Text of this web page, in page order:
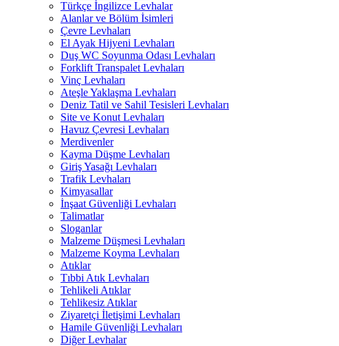
Türkçe İngilizce Levhalar
Alanlar ve Bölüm İsimleri
Çevre Levhaları
El Ayak Hijyeni Levhaları
Duş WC Soyunma Odası Levhaları
Forklift Transpalet Levhaları
Vinç Levhaları
Ateşle Yaklaşma Levhaları
Deniz Tatil ve Sahil Tesisleri Levhaları
Site ve Konut Levhaları
Havuz Çevresi Levhaları
Merdivenler
Kayma Düşme Levhaları
Giriş Yasağı Levhaları
Trafik Levhaları
Kimyasallar
İnşaat Güvenliği Levhaları
Talimatlar
Sloganlar
Malzeme Düşmesi Levhaları
Malzeme Koyma Levhaları
Atıklar
Tıbbi Atık Levhaları
Tehlikeli Atıklar
Tehlikesiz Atıklar
Ziyaretçi İletişimi Levhaları
Hamile Güvenliği Levhaları
Diğer Levhalar